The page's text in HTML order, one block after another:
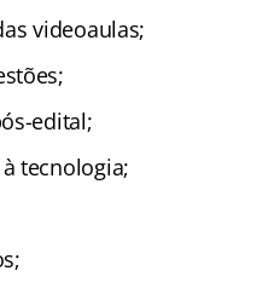
videoaulas;
edital;
tecnologia;